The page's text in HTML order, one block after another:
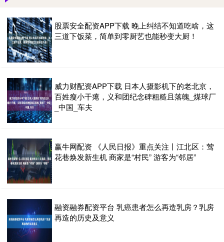
股票安全配资APP下载 晚上纠结不知道吃啥，这
三道下饭菜，简单到零厨艺也能秒变大厨！
威力财配资APP下载 日本人摄影机下的老北京，
百姓瘦小干瘪，义和团纪念碑粗糙且落魄_煤球厂
_中国_车夫
赢牛网配资 《人民日报》重点关注丨江北区：莺
花巷焕发新生机 商家是“村民” 游客为“邻居”
融资融券配资平台 乳癌患者怎么再造乳房？乳房
再造的历史及意义